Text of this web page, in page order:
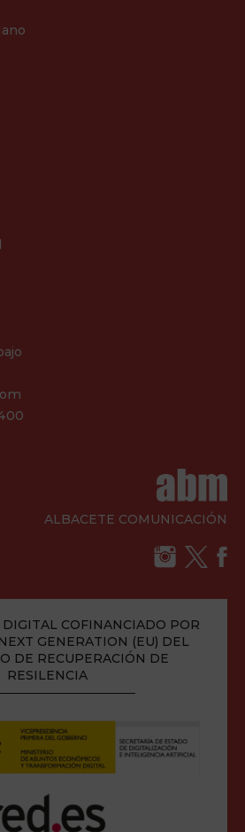
ALBACETE COMUNICACIÓN
COFINANCIADO POR
GENERATION (EU) DEL
DE RECUPERACIÓN DE
RESILENCIA